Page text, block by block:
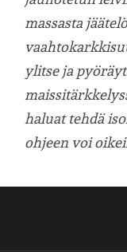
massasta
ylitse ja
haluat tehdä
ohjeen voi